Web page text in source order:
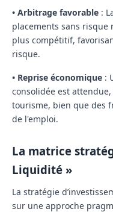
• Arbitrage favorable :
placements sans risque
plus compétitif,
risque.
• Reprise économique :
consolidée est
tourisme, bien que des
de l'emploi.
La matrice
Liquidité »
La stratégie
sur une approche